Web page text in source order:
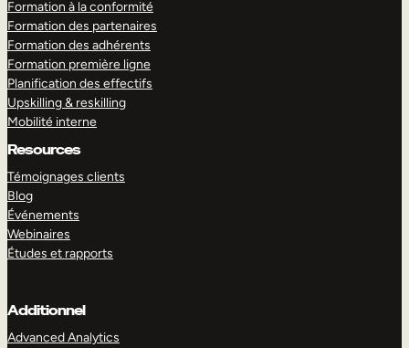
Formation à la conformité
Formation des partenaires
Formation des adhérents
Formation première ligne
Planification des effectifs
Upskilling & reskilling
Mobilité interne
Resources
Témoignages clients
Blog
Événements
Webinaires
Études et rapports
Additionnel
Advanced Analytics